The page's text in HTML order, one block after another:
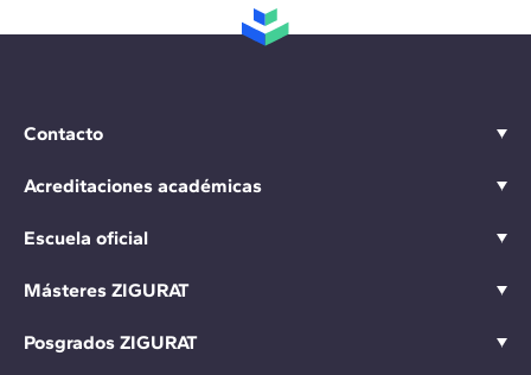
Contacto
Acreditaciones académicas
Escuela oficial
Másteres ZIGURAT
Posgrados ZIGURAT